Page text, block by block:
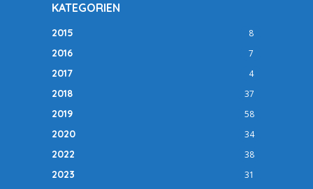
KATEGORIEN
2015 8
2016 7
2017 4
2018 37
2019 58
2020 34
2022 38
2023 31